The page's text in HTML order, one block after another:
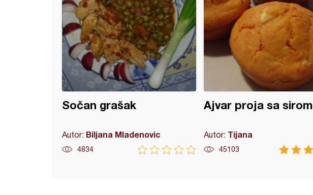
Sočan grašak
Autor: Biljana Mladenovic
4834
Ajvar proja sa sirom
Autor: Tijana
45103